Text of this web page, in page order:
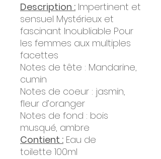
Description : Impertinent et
sensuel Mystérieux et
fascinant Inoubliable Pour
les femmes aux multiples
facettes
Notes de tête : Mandarine,
cumin
Notes de coeur : jasmin,
fleur d’oranger
Notes de fond : bois
musqué, ambre
Contient : Eau de
toilette 100ml